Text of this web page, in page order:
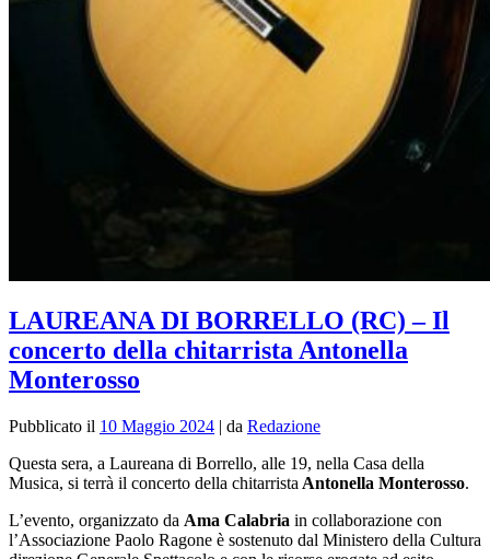
LAUREANA DI BORRELLO (RC) – Il
concerto della chitarrista Antonella
Monterosso
Pubblicato il 10 Maggio 2024 | da Redazione
Questa sera, a Laureana di Borrello, alle 19, nella Casa della
Musica, si terrà il concerto della chitarrista Antonella Monterosso.
L’evento, organizzato da Ama Calabria in collaborazione con
l’Associazione Paolo Ragone è sostenuto dal Ministero della Cultura